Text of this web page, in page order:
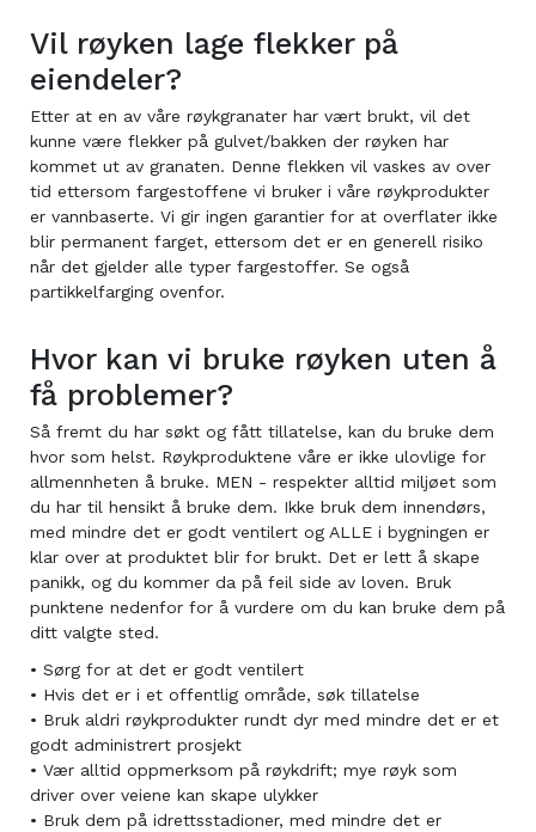
Vil røyken lage flekker på
eiendeler?
Etter at en av våre røykgranater har vært brukt, vil det
kunne være flekker på gulvet/bakken der røyken har
kommet ut av granaten. Denne flekken vil vaskes av over
tid ettersom fargestoffene vi bruker i våre røykprodukter
er vannbaserte. Vi gir ingen garantier for at overflater ikke
blir permanent farget, ettersom det er en generell risiko
når det gjelder alle typer fargestoffer. Se også
partikkelfarging ovenfor.
Hvor kan vi bruke røyken uten å
få problemer?
Så fremt du har søkt og fått tillatelse, kan du bruke dem
hvor som helst. Røykproduktene våre er ikke ulovlige for
allmennheten å bruke. MEN - respekter alltid miljøet som
du har til hensikt å bruke dem. Ikke bruk dem innendørs,
med mindre det er godt ventilert og ALLE i bygningen er
klar over at produktet blir for brukt. Det er lett å skape
panikk, og du kommer da på feil side av loven. Bruk
punktene nedenfor for å vurdere om du kan bruke dem på
ditt valgte sted.
• Sørg for at det er godt ventilert
• Hvis det er i et offentlig område, søk tillatelse
• Bruk aldri røykprodukter rundt dyr med mindre det er et
godt administrert prosjekt
• Vær alltid oppmerksom på røykdrift; mye røyk som
driver over veiene kan skape ulykker
• Bruk dem på idrettsstadioner, med mindre det er